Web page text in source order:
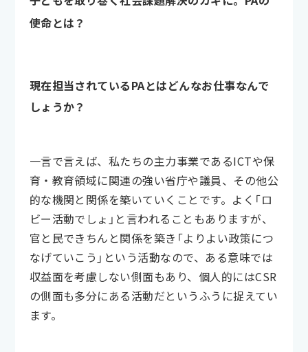
使命とは？
現在担当されているPAとはどんなお仕事なんで
しょうか？
一言で言えば、私たちの主力事業であるICTや保
育・教育領域に関連の強い省庁や議員、その他公
的な機関と関係を築いていくことです。よく「ロ
ビー活動でしょ」と言われることもありますが、
官と民できちんと関係を築き「よりよい政策につ
なげていこう」という活動なので、ある意味では
収益面を考慮しない側面もあり、個人的にはCSR
の側面も多分にある活動だというふうに捉えてい
ます。